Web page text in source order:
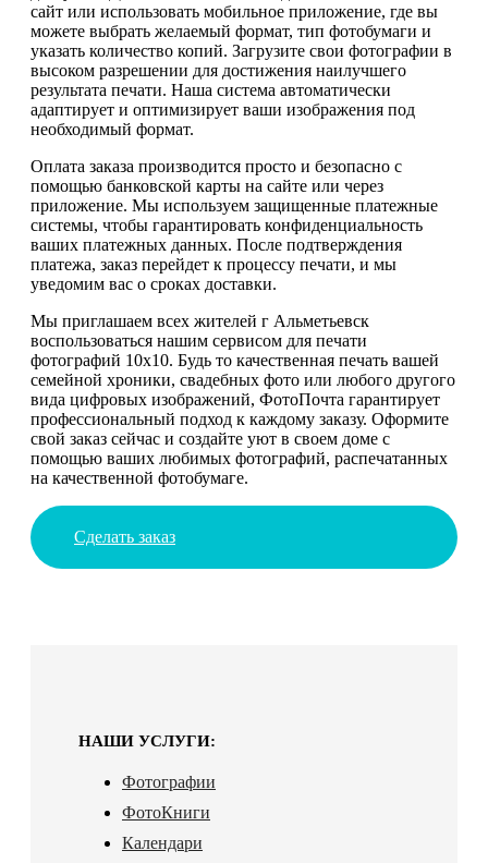
сайт или использовать мобильное приложение, где вы
можете выбрать желаемый формат, тип фотобумаги и
указать количество копий. Загрузите свои фотографии в
высоком разрешении для достижения наилучшего
результата печати. Наша система автоматически
адаптирует и оптимизирует ваши изображения под
необходимый формат.
Оплата заказа производится просто и безопасно с
помощью банковской карты на сайте или через
приложение. Мы используем защищенные платежные
системы, чтобы гарантировать конфиденциальность
ваших платежных данных. После подтверждения
платежа, заказ перейдет к процессу печати, и мы
уведомим вас о сроках доставки.
Мы приглашаем всех жителей г Альметьевск
воспользоваться нашим сервисом для печати
фотографий 10х10. Будь то качественная печать вашей
семейной хроники, свадебных фото или любого другого
вида цифровых изображений, ФотоПочта гарантирует
профессиональный подход к каждому заказу. Оформите
свой заказ сейчас и создайте уют в своем доме с
помощью ваших любимых фотографий, распечатанных
на качественной фотобумаге.
Сделать заказ
НАШИ УСЛУГИ:
Фотографии
ФотоКниги
Календари